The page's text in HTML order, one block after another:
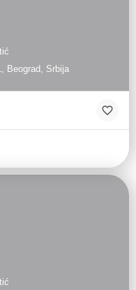
Beograd, Srbija